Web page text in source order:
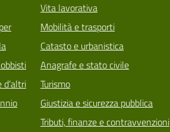
Vita lavorativa
Mobilità e trasporti
Catasto e urbanistica
Anagrafe e stato civile
Turismo
Giustizia e sicurezza pubblica
Tributi, finanze e contravvenzioni